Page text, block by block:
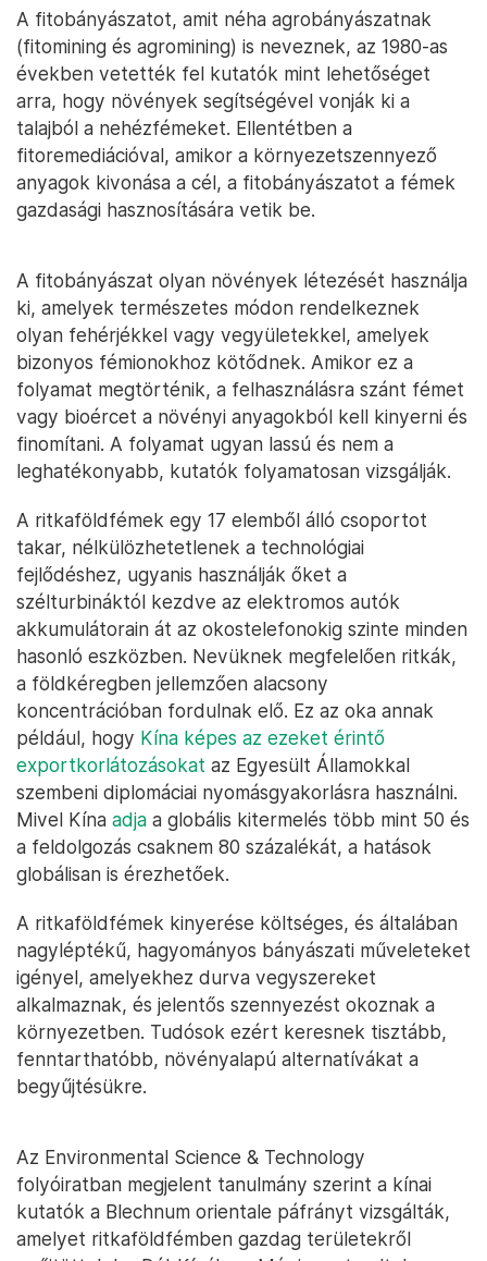
A fitobányászatot, amit néha agrobányászatnak
(fitomining és agromining) is neveznek, az 1980-as
években vetették fel kutatók mint lehetőséget
arra, hogy növények segítségével vonják ki a
talajból a nehézfémeket. Ellentétben a
fitoremediációval, amikor a környezetszennyező
anyagok kivonása a cél, a fitobányászatot a fémek
gazdasági hasznosítására vetik be.
A fitobányászat olyan növények létezését használja
ki, amelyek természetes módon rendelkeznek
olyan fehérjékkel vagy vegyületekkel, amelyek
bizonyos fémionokhoz kötődnek. Amikor ez a
folyamat megtörténik, a felhasználásra szánt fémet
vagy bioércet a növényi anyagokból kell kinyerni és
finomítani. A folyamat ugyan lassú és nem a
leghatékonyabb, kutatók folyamatosan vizsgálják.
A ritkaföldfémek egy 17 elemből álló csoportot
takar, nélkülözhetetlenek a technológiai
fejlődéshez, ugyanis használják őket a
szélturbináktól kezdve az elektromos autók
akkumulátorain át az okostelefonokig szinte minden
hasonló eszközben. Nevüknek megfelelően ritkák,
a földkéregben jellemzően alacsony
koncentrációban fordulnak elő. Ez az oka annak
például, hogy Kína képes az ezeket érintő
exportkorlátozásokat az Egyesült Államokkal
szembeni diplomáciai nyomásgyakorlásra használni.
Mivel Kína adja a globális kitermelés több mint 50 és
a feldolgozás csaknem 80 százalékát, a hatások
globálisan is érezhetőek.
A ritkaföldfémek kinyerése költséges, és általában
nagyléptékű, hagyományos bányászati műveleteket
igényel, amelyekhez durva vegyszereket
alkalmaznak, és jelentős szennyezést okoznak a
környezetben. Tudósok ezért keresnek tisztább,
fenntarthatóbb, növényalapú alternatívákat a
begyűjtésükre.
Az Environmental Science & Technology
folyóiratban megjelent tanulmány szerint a kínai
kutatók a Blechnum orientale páfrányt vizsgálták,
amelyet ritkaföldfémben gazdag területekről